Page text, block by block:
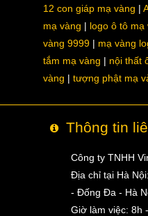
12 con giáp mạ vàng
mạ vàng
logo ô tô mạ
vàng 9999
mạ vàng
tắm mạ vàng
nội thất
vàng
tượng phật mạ
Thông tin
Công ty TNHH
Địa chỉ tại Hà
- Đống Đa - Hà
Giờ làm việc: 8h